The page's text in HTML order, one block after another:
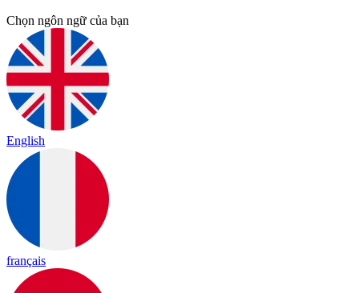
Chọn ngôn ngữ của bạn
English
français